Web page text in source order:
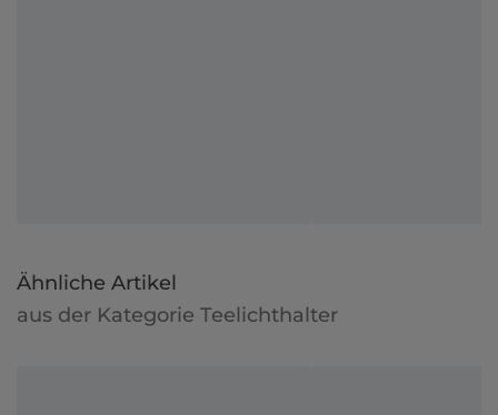
Ähnliche Artikel
aus der Kategorie Teelichthalter